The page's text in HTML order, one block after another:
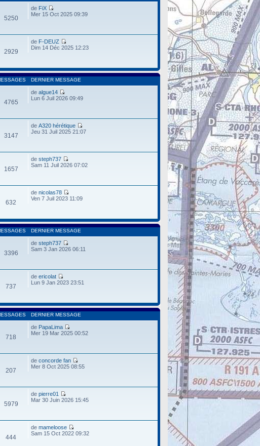
5250
de FiX
Mer 15 Oct 2025 09:39
2929
de F-DEUZ
Dim 14 Déc 2025 12:23
DERNIER MESSAGE
4765
de algue14
Lun 6 Juil 2026 09:49
3147
de A320 hérétique
Jeu 31 Juil 2025 21:07
1657
de steph737
Sam 11 Juil 2026 07:02
632
de nicolas78
Ven 7 Juil 2023 11:09
DERNIER MESSAGE
3396
de steph737
Sam 3 Jan 2026 06:11
737
de ericolat
Lun 9 Jan 2023 23:51
DERNIER MESSAGE
718
de PapaLima
Mer 19 Mar 2025 00:52
207
de concorde fan
Mer 8 Oct 2025 08:55
5979
de pierre01
Mar 30 Juin 2026 15:45
444
de mameloose
Sam 15 Oct 2022 09:32